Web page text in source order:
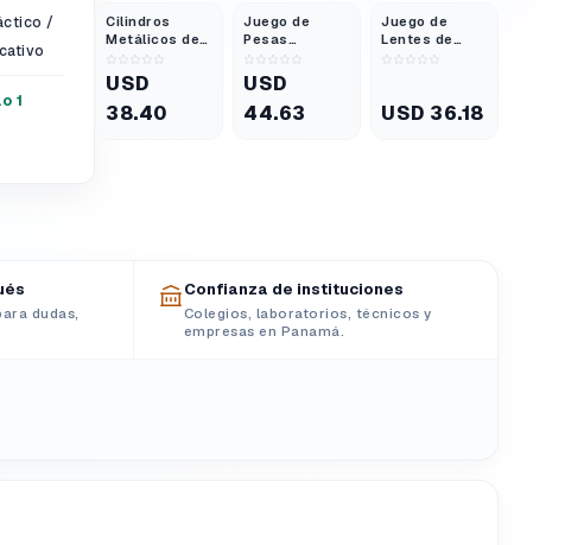
/
1
Cilindros
Metálicos de
Igual Masa
Set de 5
USD
38.40
Juego de
Pesas
Ranuradas de
13 Piezas
Latón
USD
44.63
Juego de
Lentes de
Demostración
USD 36.18
dudas,
Confianza de instituciones
Colegios, laboratorios, técnicos y
empresas en Panamá.